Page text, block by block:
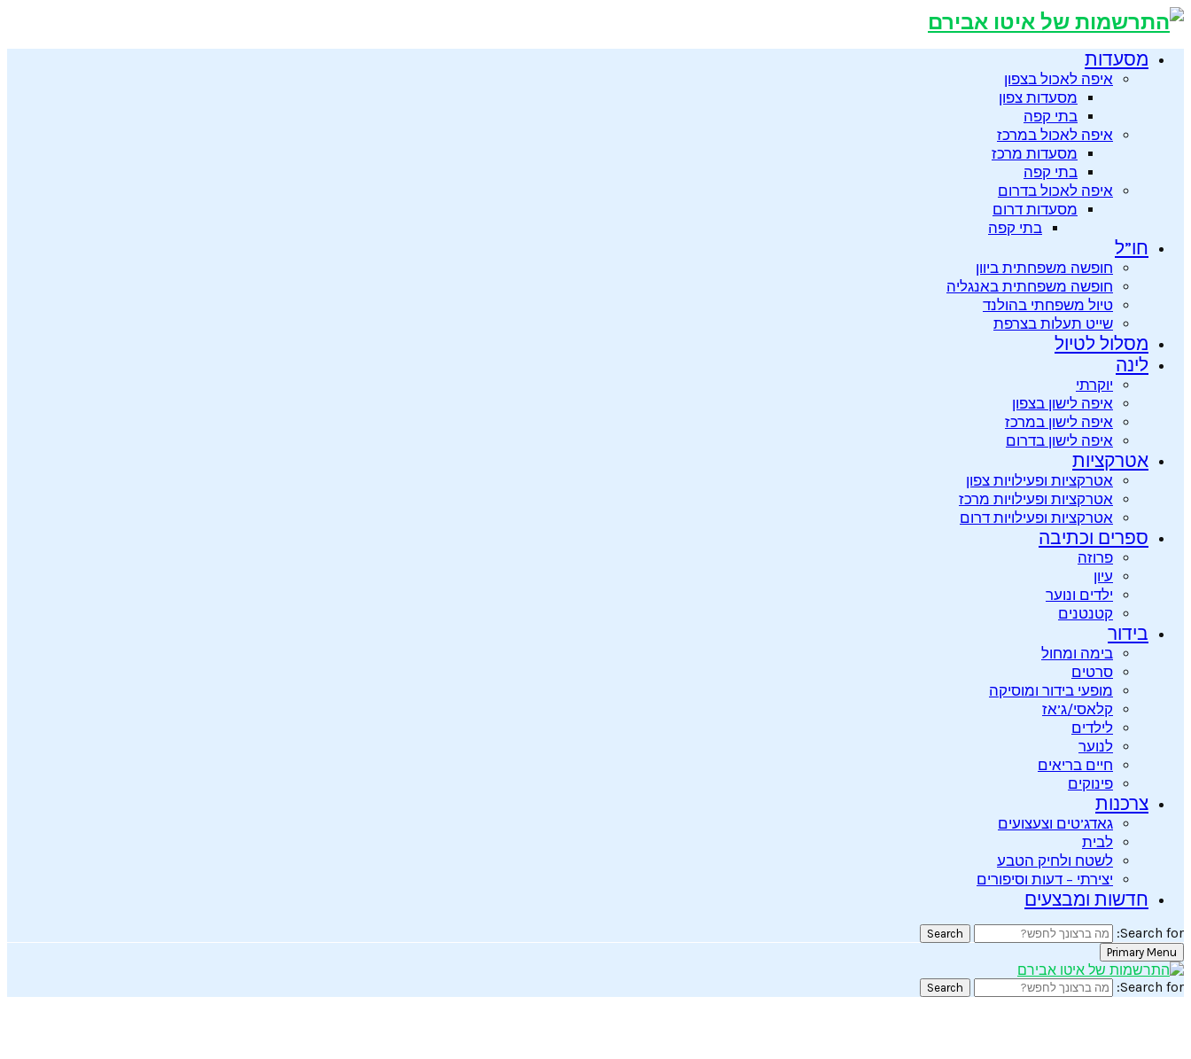
מסעדות
איפה לאכול בצפון
מסעדות צפון
בתי קפה
איפה לאכול במרכז
מסעדות מרכז
בתי קפה
איפה לאכול בדרום
מסעדות דרום
בתי קפה
חו”ל
חופשה משפחתית ביוון
חופשה משפחתית באנגליה
טיול משפחתי בהולנד
שייט תעלות בצרפת
מסלול לטיול
לינה
יוקרתי
איפה לישון בצפון
איפה לישון במרכז
איפה לישון בדרום
אטרקציות
אטרקציות ופעילויות צפון
אטרקציות ופעילויות מרכז
אטרקציות ופעילויות דרום
ספרים וכתיבה
פרוזה
עיון
ילדים ונוער
קטנטנים
בידור
בימה ומחול
סרטים
מופעי בידור ומוסיקה
קלאסי/ג’אז
לילדים
לנוער
חיים בריאים
פינוקים
צרכנות
גאדג’טים וצעצועים
לבית
לשטח ולחיק הטבע
יצירתי – דעות וסיפורים
חדשות ומבצעים
Search for:
Search
Primary Menu
Search for:
Search